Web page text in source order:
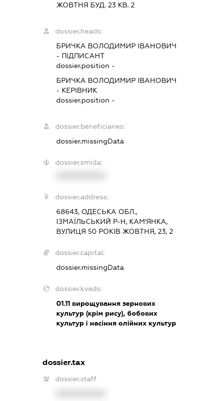
ЖОВТНЯ БУД. 23 КВ. 2
dossier.heads:
БРИЧКА ВОЛОДИМИР ІВАНОВИЧ
- ПІДПИСАНТ
dossier.position -
БРИЧКА ВОЛОДИМИР ІВАНОВИЧ
- КЕРІВНИК
dossier.position -
dossier.beneficiaries:
dossier.missingData
dossier.smida:
dossier.address:
68643, ОДЕСЬКА ОБЛ.,
ІЗМАЇЛЬСЬКИЙ Р-Н, КАМ'ЯНКА,
ВУЛИЦЯ 50 РОКІВ ЖОВТНЯ, 23, 2
dossier.capital:
dossier.missingData
dossier.kveds:
01.11вирощування зернових
культур (крім рису), бобових
культур і насіння олійних культур
dossier.tax
dossier.staff